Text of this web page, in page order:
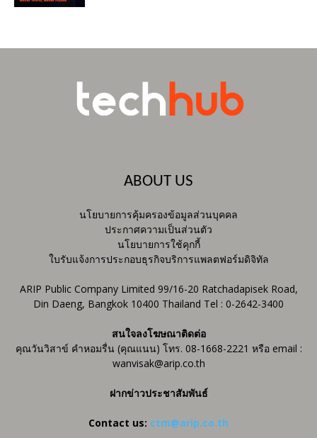
ABOUT US
นโยบายการคุ้มครองข้อมูลส่วนบุคคล
ประกาศความเป็นส่วนตัว
นโยบายการใช้คุกกี้
ใบรับแจ้งการประกอบธุรกิจบริการแพลตฟอร์มดิจิทัล
ARIP Public Company Limited 99/16-20 Ratchadapisek Road,
Din Daeng, Bangkok 10400 Thailand Tel : 0-2642-3400
สนใจลงโฆษณาติดต่อ
คุณวันวิสาข์ คำหอมรื่น (คุณแนน) โทร. 08-1668-2221 หรือ email :
wanvisak@arip.co.th
ฝากข่าวประชาสัมพันธ์
Contact us: ctm@arip.co.th